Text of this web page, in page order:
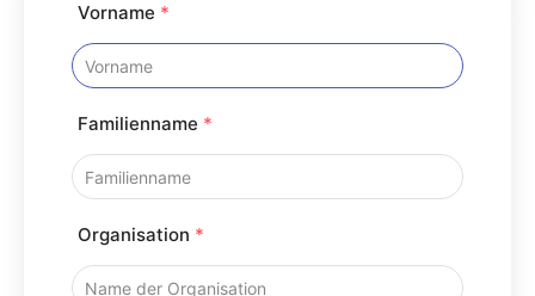
Vorname *
Familienname *
Organisation *